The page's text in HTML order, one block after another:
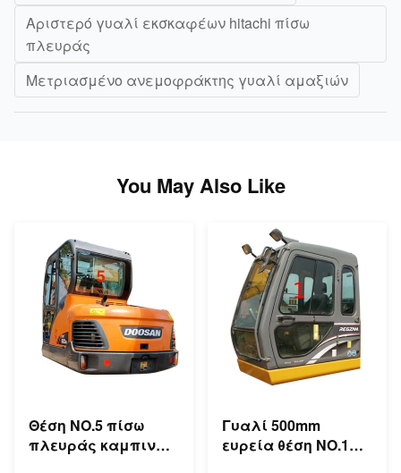
Αριστερό γυαλί εκσκαφέων hitachi πίσω
πλευράς
Μετριασμένο ανεμοφράκτης γυαλί αμαξιών
You May Also Like
Θέση NO.5 πίσω
πλευράς καμπινών
Γυαλί 500mm
ευρεία θέση NO.1